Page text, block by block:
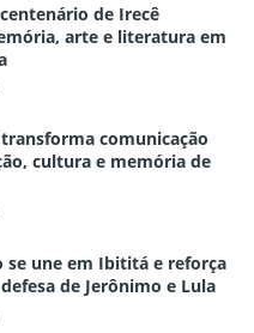
centenário de Irecê
arte e literatura em
comunicação
cultura e memória de
se une em Ibititá e reforça
de Jerônimo e Lula